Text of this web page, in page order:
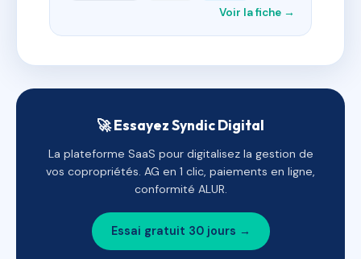
Voir la fiche →
🚀 Essayez Syndic Digital
La plateforme SaaS pour digitalisez la gestion de
vos copropriétés. AG en 1 clic, paiements en ligne,
conformité ALUR.
Essai gratuit 30 jours →